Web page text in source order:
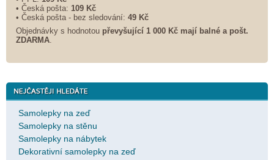
• Česká pošta: 109 Kč
• Česká pošta - bez sledování: 49 Kč
Objednávky s hodnotou převyšující 1 000 Kč mají balné a pošt.
ZDARMA
Samolepky na zeď
Samolepky na stěnu
Samolepky na nábytek
Dekorativní samolepky na zeď